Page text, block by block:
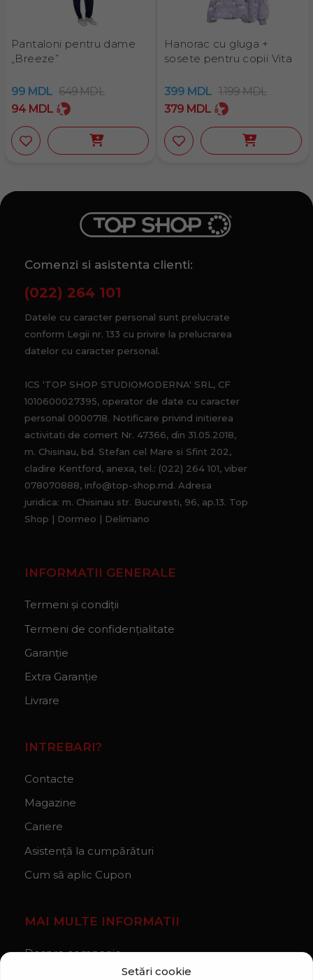
Setări cookie
Pantaloni pentru dame
„Breeze”
99 MDL 649MDL
94 MDL
Hanorac cu gluga +
sosete pentru copii Vita
399 MDL 1.199MDL
379 MDL
Comenzi si asistenta clienti:
(022) 264 101
Datele cu caracter personal sunt prelucrate
conform Legii nr. 133 cu privire la prelucrarea
datelor cu caracter personal.
ICS 'TOP SHOP STUDIOMODERNA' SRL, CF
1010600027395, operator de date cu caracter
personal 0000718. Notificare privind initierea
activitati de comert Nr. 47366, din 31.05.2018,
m. Chisinau, bd. Stefan cel Mare si Sfint 202,
cladire Kentford, anexa, tel.: (022) 264 101, viber
078070888, info@top-shop.md. Adresa
juridica: m. Chisinau str. Bucuresti, 96, ap.13. Top
Shop | Dormeo | Delimano
INFORMATII GENERALE
Termeni și condiții
Termeni de confidențialitate
Garanție
Extra Garanție
Livrare
INTREBARI?
Contacte
Magazine
Cariere
Asistență la cumpărături
Cum să aplic Cupon
MAI MULTE INFORMATII
Despre companie